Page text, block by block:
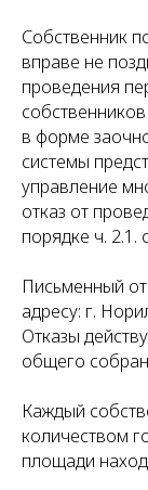
Собственник
вправе не
проведения
в форме
системы
управление
отказ от
порядке ч. 2.1.
Письменный
адресу: г.
Отказы
общего
Каждый
количеством
площади